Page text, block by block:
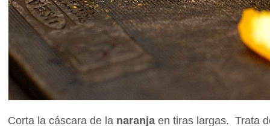
Corta la cáscara de la naranja en tiras largas. Trata